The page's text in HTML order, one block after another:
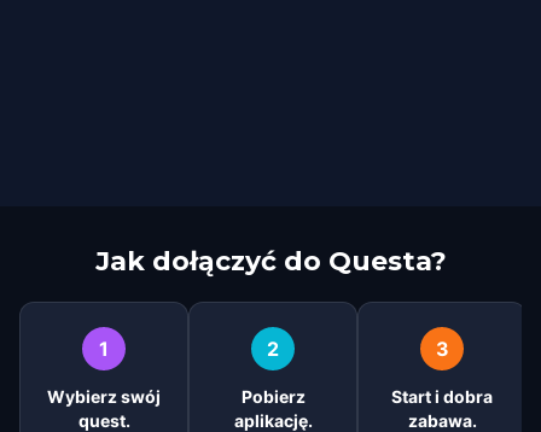
Jak dołączyć do Questa?
1
Wybierz swój
quest.
2
Pobierz
aplikację.
3
Start i dobra
zabawa.